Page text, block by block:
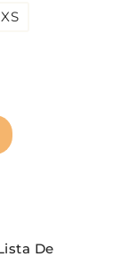
XS
De